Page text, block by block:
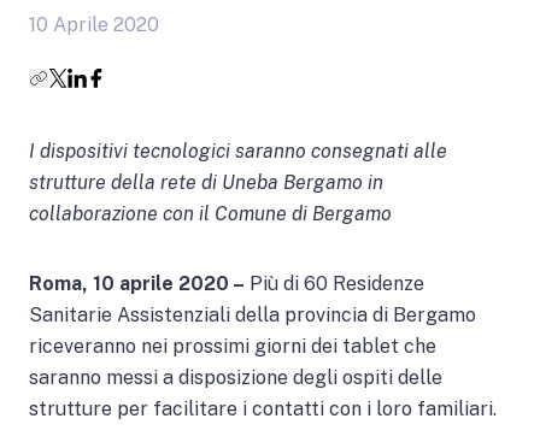
10 Aprile 2020
I dispositivi tecnologici saranno consegnati alle
strutture della rete di Uneba Bergamo in
collaborazione con il Comune di Bergamo
Roma, 10 aprile 2020 – Più di 60 Residenze
Sanitarie Assistenziali della provincia di Bergamo
riceveranno nei prossimi giorni dei tablet che
saranno messi a disposizione degli ospiti delle
strutture per facilitare i contatti con i loro familiari.